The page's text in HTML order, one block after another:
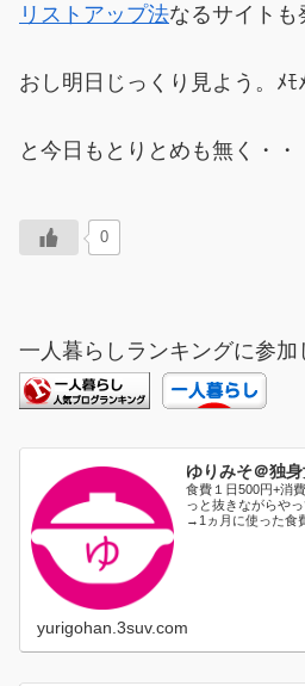
リストアップ法なるサイトも
おし明日じっくり見よう。ﾒﾓ
と今日もとりとめも無く・・
0
一人暮らしランキングに参
ゆりみそ＠独
食費１日500円+消
っと抜きながらや
→1ヵ月に使った食
yurigohan.3suv.com